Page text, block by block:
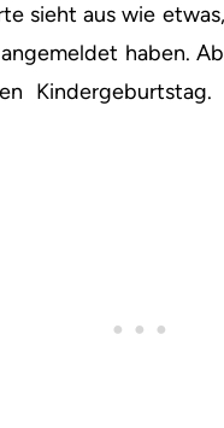
sieht aus wie
haben.
Kindergeburtstag.